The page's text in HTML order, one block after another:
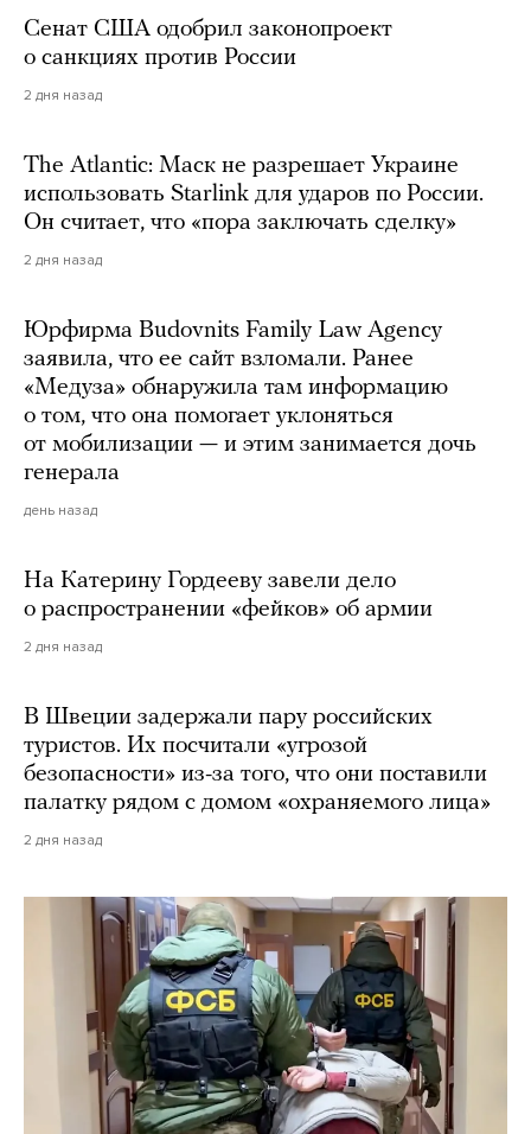
Сенат США одобрил законопроект
о санкциях против России
2 дня назад
The Atlantic: Маск не разрешает Украине
использовать Starlink для ударов по России.
Он считает, что «пора заключать сделку»
2 дня назад
Юрфирма Budovnits Family Law Agency
заявила, что ее сайт взломали. Ранее
«Медуза» обнаружила там информацию
о том, что она помогает уклоняться
от мобилизации — и этим занимается дочь
генерала
день назад
На Катерину Гордееву завели дело
о распространении «фейков» об армии
2 дня назад
В Швеции задержали пару российских
туристов. Их посчитали «угрозой
безопасности» из-за того, что они поставили
палатку рядом с домом «охраняемого лица»
2 дня назад